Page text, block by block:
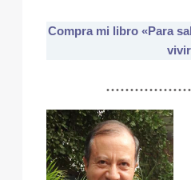
Compra mi libro «Para
vivir